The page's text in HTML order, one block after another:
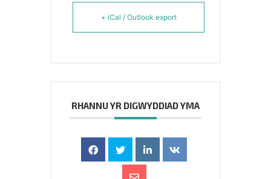
+ iCal / Outlook export
RHANNU YR DIGWYDDIAD YMA